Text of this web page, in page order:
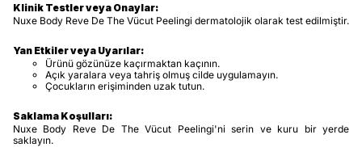
Klinik Testler veya Onaylar:
Nuxe Body Reve De The Vücut Peelingi dermatolojik olarak test edilmiştir.
Yan Etkiler veya Uyarılar:
Ürünü gözünüze kaçırmaktan kaçının.
Açık yaralara veya tahriş olmuş cilde uygulamayın.
Çocukların erişiminden uzak tutun.
Saklama Koşulları:
Nuxe Body Reve De The Vücut Peelingi'ni serin ve kuru bir yerde
saklayın.